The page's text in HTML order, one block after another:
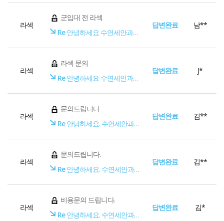
라섹
군입대 전 라섹
Re안녕하세요 수연세안과입니다
답변완료 남**
라섹
라섹 문의
Re안녕하세요 수연세안과입니다
답변완료 J*
라섹
문의드립니다
Re안녕하세요. 수연세안과입니다.
답변완료 김**
라섹
문의드립니다.
Re안녕하세요. 수연세안과입니다.
답변완료 김**
라섹
비용문의 드립니다.
Re안녕하세요. 수연세안과입니다.
답변완료 김*